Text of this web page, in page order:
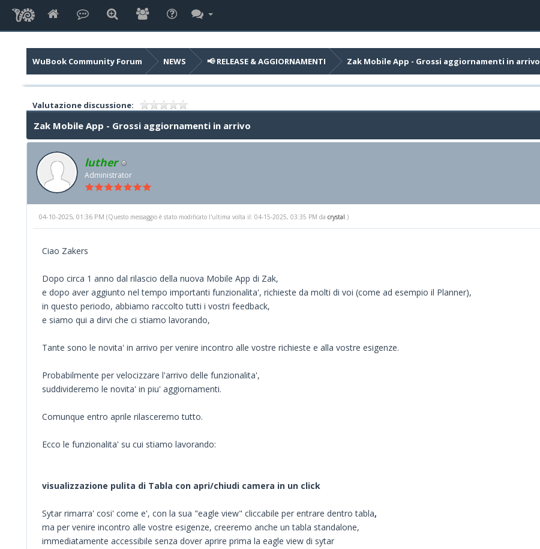
WuBook Community Forum NEWS 📢 RELEASE & AGGIORNAMENTI Zak Mobile App - Grossi aggiornamenti in arrivo
Valutazione discussione:
Zak Mobile App - Grossi aggiornamenti in arrivo
luther
Administrator
04-10-2025, 01:36 PM (Questo messaggio è stato modificato l'ultima volta il: 04-15-2025, 03:35 PM da crystal .)
Ciao Zakers
Dopo circa 1 anno dal rilascio della nuova Mobile App di Zak,
e dopo aver aggiunto nel tempo importanti funzionalita', richieste da molti di voi (come ad esempio il Planner),
in questo periodo, abbiamo raccolto tutti i vostri feedback,
e siamo qui a dirvi che ci stiamo lavorando,
Tante sono le novita' in arrivo per venire incontro alle vostre richieste e alla vostre esigenze.
Probabilmente per velocizzare l'arrivo delle funzionalita',
suddivideremo le novita' in piu' aggiornamenti.
Comunque entro aprile rilasceremo tutto.
Ecco le funzionalita' su cui stiamo lavorando:
visualizzazione pulita di Tabla con apri/chiudi camera in un click
Sytar rimarra' cosi' come e', con la sua "eagle view" cliccabile per entrare dentro tabla,
ma per venire incontro alle vostre esigenze, creeremo anche un tabla standalone,
immediatamente accessibile senza dover aprire prima la eagle view di sytar